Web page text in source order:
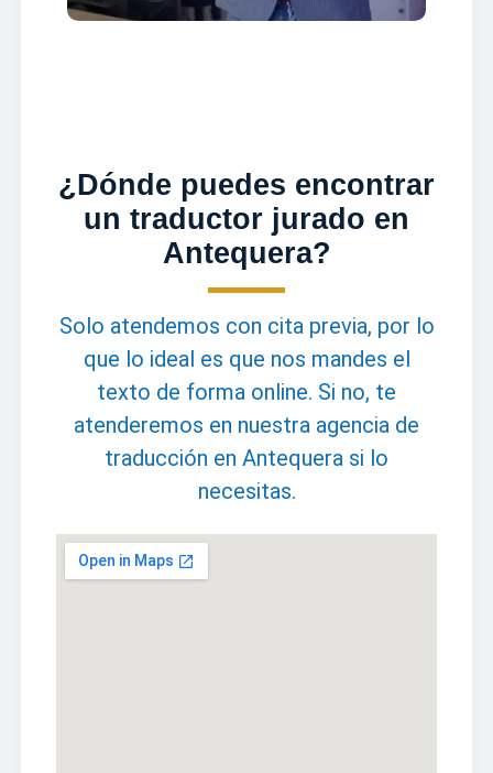
¿Dónde puedes encontrar
un traductor jurado en
Antequera?
Solo atendemos con cita previa, por lo
que lo ideal es que nos mandes el
texto de forma online. Si no, te
atenderemos en nuestra agencia de
traducción en Antequera si lo
necesitas.